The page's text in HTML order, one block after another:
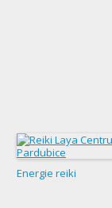
Energie reiki